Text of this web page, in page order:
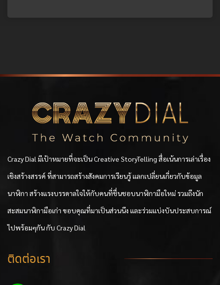
Crazy Dial มีเป้าหมายที่จะเป็น Creative StoryTelling สื่อเน้นการเล่าเรื่อง
เชิงสร้างสรรค์ ที่สามารถสร้างสังคมการเรียนรู้ แลกเปลี่ยนเกี่ยวกับข้อมูล
นาฬิกา สร้างแรงบรรดาลใจให้กับคนที่ชื่นชอบนาฬิกามือใหม่ รวมถึงนัก
สะสมนาฬิกามือเก่า ขอบคุณที่มาเป็นส่วนนึง และร่วมแบ่งบันประสบการณ์
ไปพร้อมๆกัน กับ Crazy Dial
ติดต่อเรา